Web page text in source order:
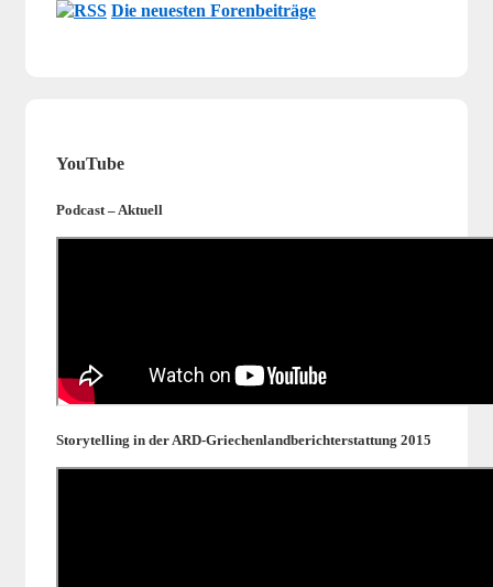
Die neuesten Forenbeiträge
YouTube
Podcast – Aktuell
Storytelling in der ARD-Griechenlandberichterstattung 2015